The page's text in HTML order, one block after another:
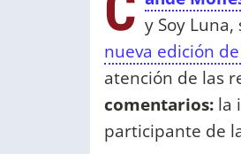
y Soy
nueva edición
atención de las
comentarios: la
participante de